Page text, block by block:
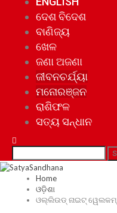
ଦେଶ ବିଦେଶ
ବାଣିଜ୍ୟ
ଖେଳ
ଜଣା ଅଜଣା
ଜୀବନଚର୍ଯ୍ୟା
ମନୋରଞ୍ଜନ
ରାଶିଫଳ
ସତ୍ୟ ସନ୍ଧାନ
Home
ଓଡ଼ିଶା
ଓଲ୍ଲିଉଡ୍ ନାଇଟ୍ ୱେଲକମ୍